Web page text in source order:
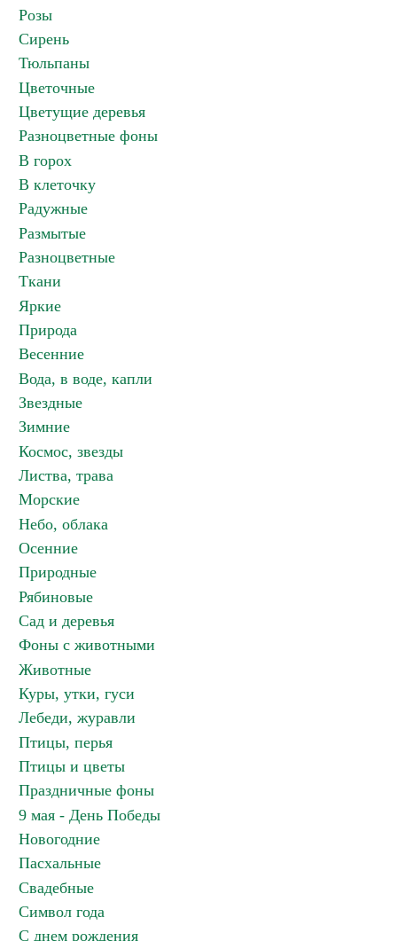
Розы
Сирень
Тюльпаны
Цветочные
Цветущие деревья
Разноцветные фоны
В горох
В клеточку
Радужные
Размытые
Разноцветные
Ткани
Яркие
Природа
Весенние
Вода, в воде, капли
Звездные
Зимние
Космос, звезды
Листва, трава
Морские
Небо, облака
Осенние
Природные
Рябиновые
Сад и деревья
Фоны с животными
Животные
Куры, утки, гуси
Лебеди, журавли
Птицы, перья
Птицы и цветы
Праздничные фоны
9 мая - День Победы
Новогодние
Пасхальные
Свадебные
Символ года
С днем рождения